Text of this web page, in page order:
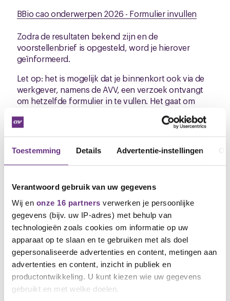
Toestemming Details Advertentie-instellingen
Verantwoord gebruik van uw gegevens
Wij en onze 16 partners verwerken je persoonlijke
gegevens (bijv. uw IP-adres) met behulp van
technologieën zoals cookies om informatie op uw
apparaat op te slaan en te gebruiken met als doel
gepersonaliseerde advertenties en content, metingen aan
advertenties en content, inzicht in publiek en
productontwikkeling. U kunt kiezen wie uw gegevens
gebruikt en met welke doelen.
BBio cao onderwerpen 2026 - Formulier invullen
Zodra de resultaten bekend zijn en de
voorstellenbrief is opgesteld, word je hierover
geïnformeerd.
Let op: het is mogelijk dat je binnenkort ook via de
werkgever, namens de AVV, een verzoek ontvangt
om hetzelfde formulier in te vullen. Het gaat om
slechts één keer te worden ingevuld.
Onderhandelingsdata
-12 juni 2026
Mede namens Denise Hijman
Alptekin Akdogan
Bestuurder CNV
06 4162 9515
a.akdogan@cnv.nl